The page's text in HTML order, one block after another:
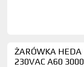
ŻARÓWKA
230VAC A60